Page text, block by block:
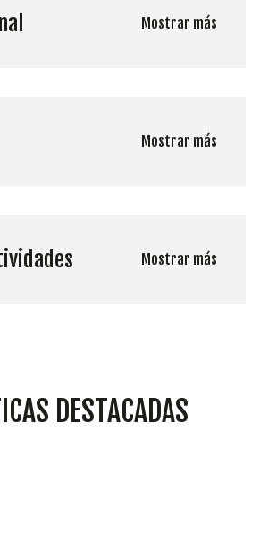
Mostrar más
Mostrar más
Mostrar más
DESTACADAS